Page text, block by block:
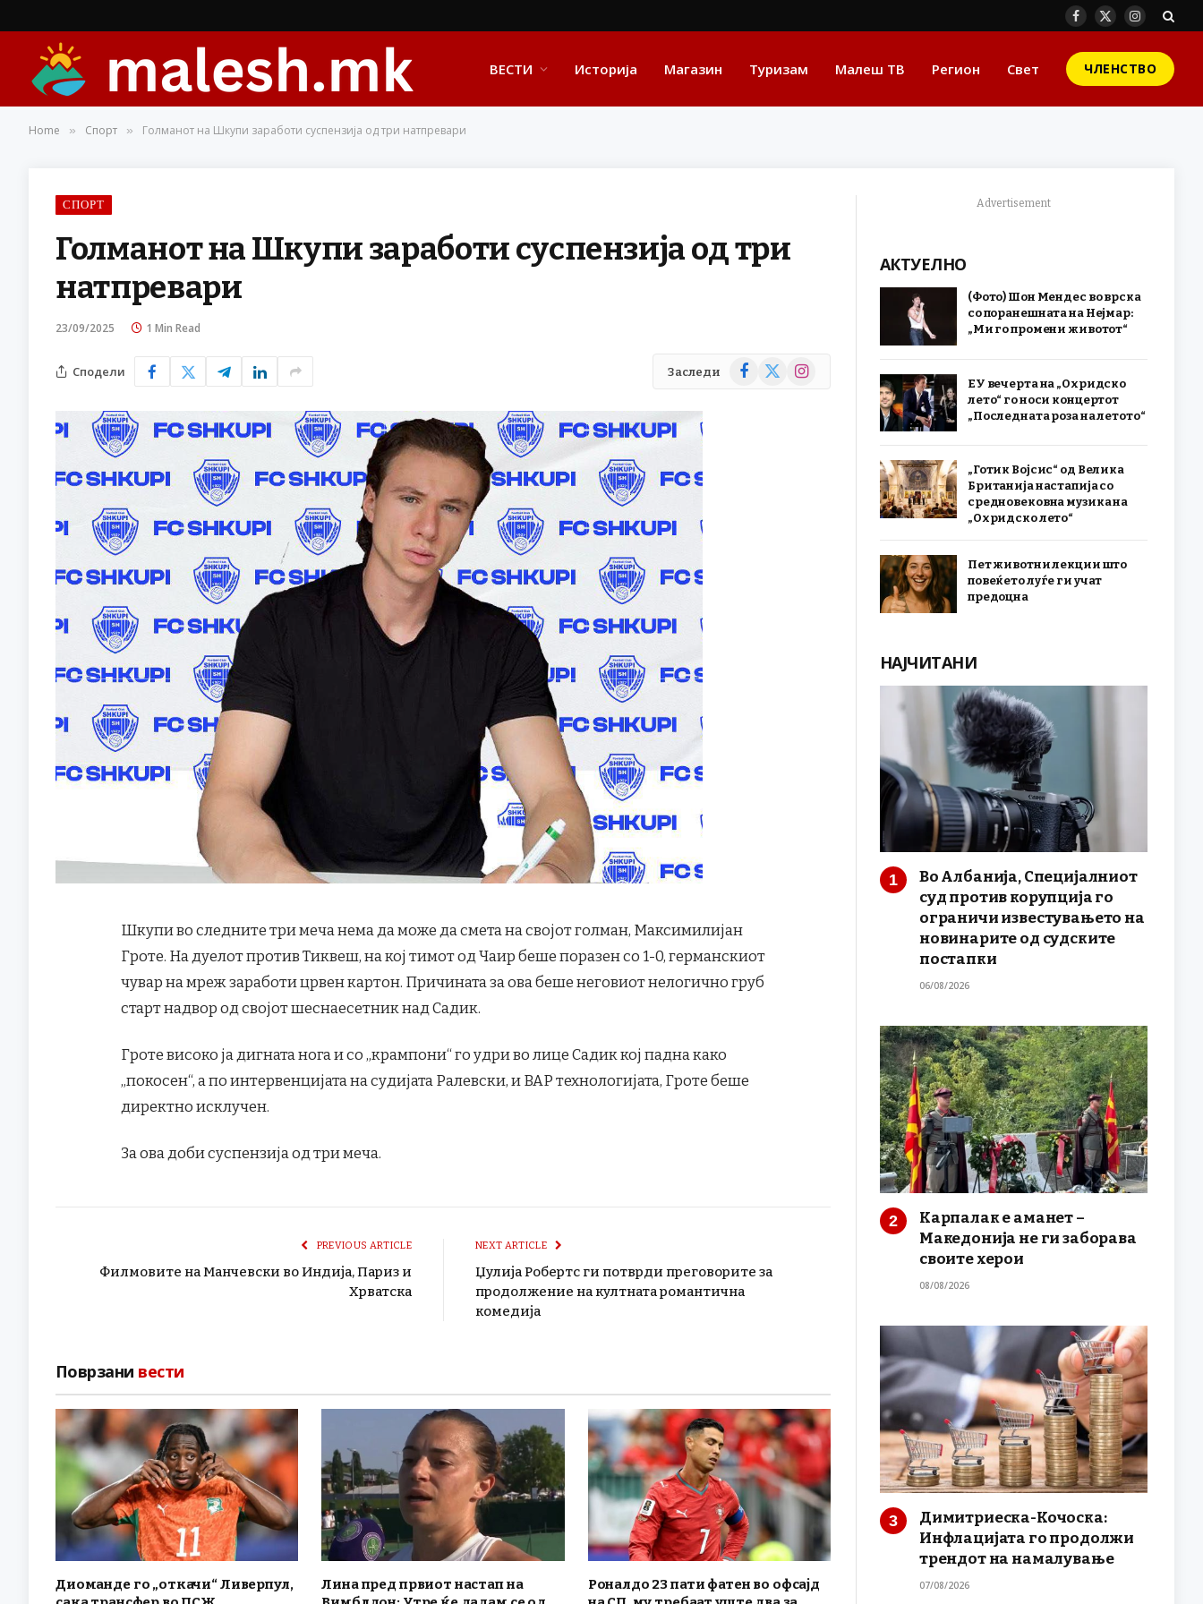
Facebook
X
Instagram
ВЕСТИ Историја Магазин Туризам Малеш ТВ Регион Свет ЧЛЕНСТВО
Home » Спорт » Голманот на Шкупи заработи суспензија од три натпревари
СПОРТ
Голманот на Шкупи заработи суспензија од три
натпревари
23/09/2025 1 Min Read
Сподели Заследи Facebook
X
Instagram
Шкупи во следните три меча нема да може да смета на својот голман, Максимилијан
Гроте. На дуелот против Тиквеш, на кој тимот од Чаир беше поразен со 1-0, германскиот
чувар на мреж заработи црвен картон. Причината за ова беше неговиот нелогично груб
старт надвор од својот шеснаесетник над Садик.
Гроте високо ја дигната нога и со „крампони“ го удри во лице Садик кој падна како
„покосен“, а по интервенцијата на судијата Ралевски, и ВАР технологијата, Гроте беше
директно исклучен.
За ова доби суспензија од три меча.
PREVIOUS ARTICLE
Филмовите на Манчевски во Индија, Париз и
Хрватска
NEXT ARTICLE
Џулија Робертс ги потврди преговорите за
продолжение на култната романтична
комедија
Поврзани вести
Диоманде го „откачи“ Ливерпул,
Лина пред првиот настап на
Роналдо 23 пати фатен во офсајд
Advertisement
АКТУЕЛНО
(Фото) Шон Мендес во врска
со поранешната на Нејмар:
„Ми го промени животот“
ЕУ вечерта на „Охридско
лето“ го носи концертот
„Последната роза на летото“
„Готик Војсис“ од Велика
Британија настапија со
средновековна музика на
„Охридско лето“
Пет животни лекции што
повеќето луѓе ги учат
предоцна
НАЈЧИТАНИ
Во Албанија, Специјалниот
суд против корупција го
ограничи известувањето на
новинарите од судските
постапки
06/08/2026
Карпалак е аманет –
Македонија не ги заборава
своите херои
08/08/2026
Димитриеска-Кочоска:
Инфлацијата го продолжи
трендот на намалување
07/08/2026